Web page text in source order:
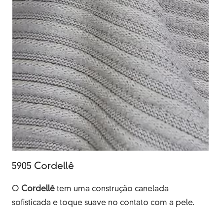
5905 Cordellê
O Cordellê tem uma construção canelada
sofisticada e toque suave no contato com a pele.